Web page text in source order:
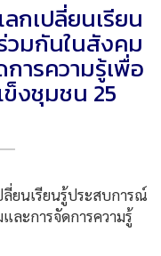
กเปลี่ยนเรียน
วมกันในสังคม
ารความรู้เพื่อ
งชุมชน 25
นเรียนรู้ประสบการณ์
ละการจัดการความรู้